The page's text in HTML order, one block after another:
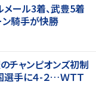
ール3着、武豊5着
騎手が快勝
チャンピオンズ初制
手に４-２…ＷＴＴ